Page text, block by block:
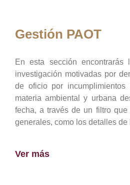
Gestión PAOT
En esta sección encontrarás
investigación motivadas por
de oficio por
materia ambiental y urbana
fecha, a través de un filtro
generales, como los detalles
Ver más